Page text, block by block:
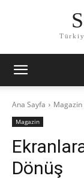
Ana Sayfa Magazin
Magazin
Dönüş